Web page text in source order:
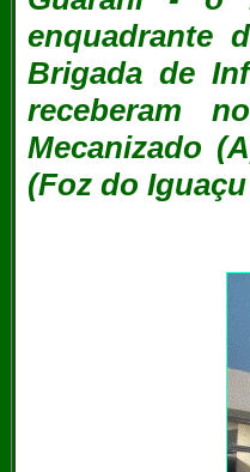
enquadrante
Brigada de
receberam
Mecanizado
(Foz do Iguaçu